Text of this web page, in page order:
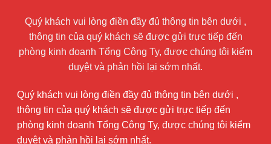
Quý khách vui lòng điền đầy đủ thông tin bên dưới ,
thông tin của quý khách sẽ được gửi trực tiếp đến
phòng kinh doanh Tổng Công Ty, được chúng tôi kiểm
duyệt và phản hồi lại sớm nhất.
Quý khách vui lòng điền đầy đủ thông tin bên dưới ,
thông tin của quý khách sẽ được gửi trực tiếp đến
phòng kinh doanh Tổng Công Ty, được chúng tôi kiểm
duyệt và phản hồi lại sớm nhất.